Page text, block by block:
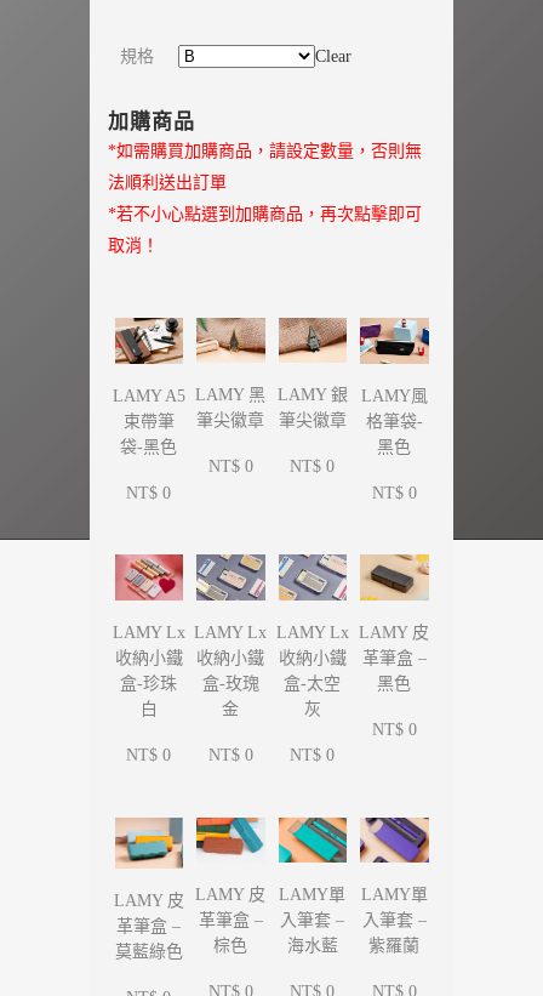
規格 Clear
加購商品
*如需購買加購商品，請設定數量，否則無
法順利送出訂單
*若不小心點選到加購商品，再次點擊即可
取消！
LAMY A5
束帶筆
袋-黑色
NT$ 0
LAMY 黑
筆尖徽章
NT$ 0
LAMY 銀
筆尖徽章
NT$ 0
LAMY風
格筆袋-
黑色
NT$ 0
LAMY Lx
收納小鐵
盒-珍珠
白
NT$ 0
LAMY Lx
收納小鐵
盒-玫瑰
金
NT$ 0
LAMY Lx
收納小鐵
盒-太空
灰
NT$ 0
LAMY 皮
革筆盒 –
黑色
NT$ 0
LAMY 皮
革筆盒 –
莫藍綠色
LAMY 皮
革筆盒 –
棕色
NT$ 0
LAMY單
入筆套 –
海水藍
NT$ 0
LAMY單
入筆套 –
紫羅蘭
NT$ 0